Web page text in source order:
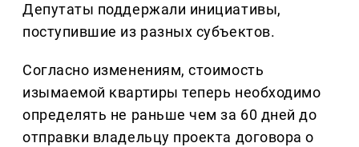
Депутаты поддержали инициативы,
поступившие из разных субъектов.
Согласно изменениям, стоимость
изымаемой квартиры теперь необходимо
определять не раньше чем за 60 дней до
отправки владельцу проекта договора о